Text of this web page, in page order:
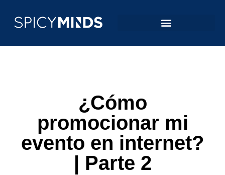
¿Cómo
promocionar mi
evento en internet?
| Parte 2